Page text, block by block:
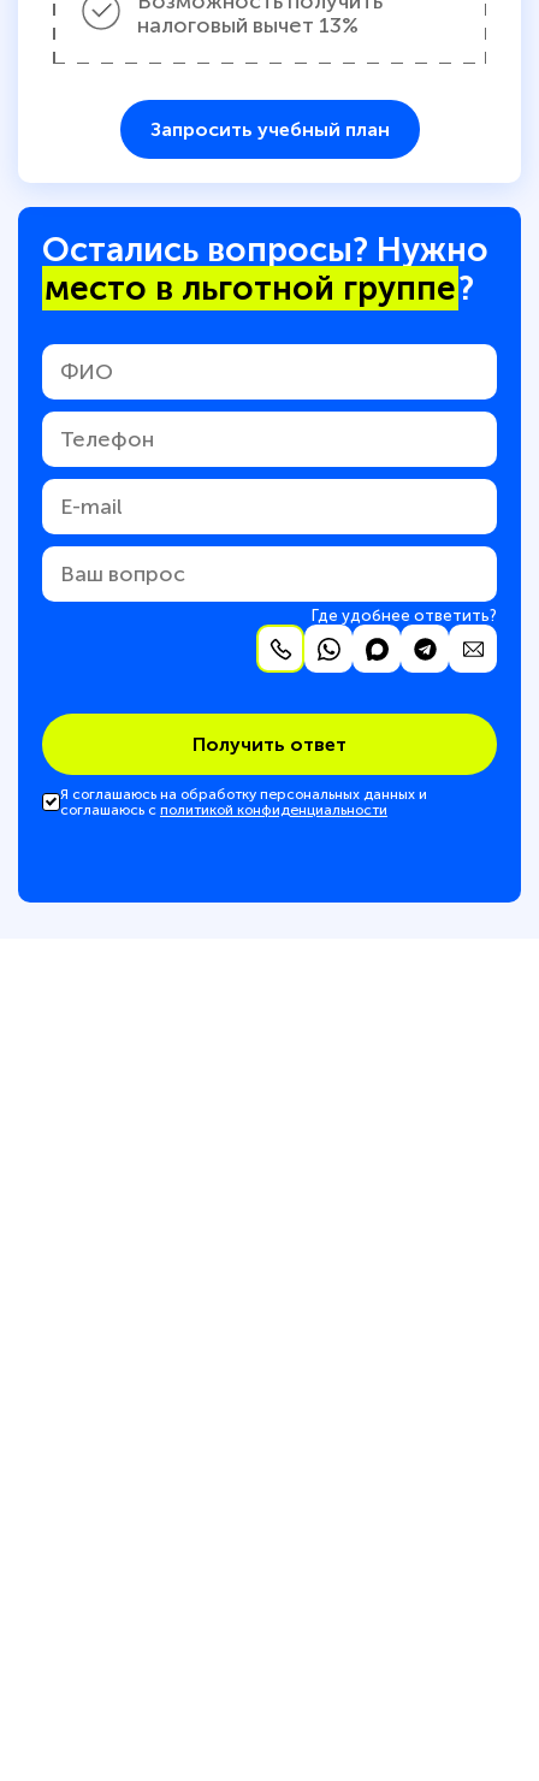
налоговый вычет 13%
Запросить учебный план
Остались вопросы? Нужно
место в льготной группе?
Где удобнее ответить?
Получить ответ
Я соглашаюсь на обработку персональных данных и
соглашаюсь с политикой конфиденциальности